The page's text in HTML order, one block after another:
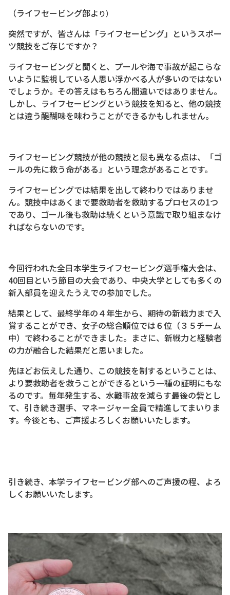
（ライフセービング部よ り）
突然ですが、皆さんは「ライフセービング」というスポー
ツ競技をご存じですか？
ライフセービングと聞くと、プールや海で事故が起こらな
いように監視している人思い浮かべる人が多いのではない
でしょうか。その答えはもちろん間違いではありません。
しかし、ライフセービングという競技を知ると、他の競技
とは違う醍醐味を味わうことができるかもしれません。
ライフセービング競技が他の競技と最も異なる点は、「ゴ
ールの先に救う命がある」という理念があることです。
ライフセービングでは結果を出して終わりではありませ
ん。競技中はあくまで要救助者を救助するプロセスの1つ
であり、ゴール後も救助は続くという意識で取り組まなけ
ればならないのです。
今回行われた全日本学生ライフセービング選手権大会は、
40回目という節目の大会であり、中央大学としても多くの
新入部員を迎えたうえでの参加でした。
結果として、最終学年の４年生から、期待の新戦力まで入
賞することができ、女子の総合順位では６位（３５チーム
中）で終わることができました。まさに、新戦力と経験者
の力が融合した結果だと思いました。
先ほどお伝えした通り、この競技を制するということは、
より要救助者を救うことができるという一種の証明にもな
るのです。毎年発生する、水難事故を減らす最後の砦とし
て、引き続き選手、マネージャー全員で精進してまいりま
す。今後とも、ご声援よろしくお願いいたします。
引き続き、本学ライフセービング部へのご声援の程、よろ
しくお願いいたします。